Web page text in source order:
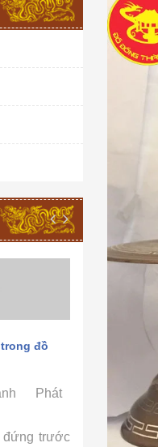
đồ
Phát
đứng trước
Đồ
15/ 04/
Thưa